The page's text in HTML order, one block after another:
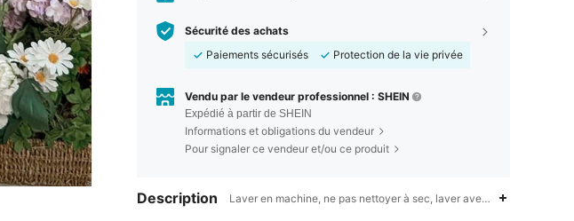
Sécurité des achats
Paiements sécurisés
Protection de la vie privée
Vendu par le vendeur professionnel : SHEIN
Expédié à partir de SHEIN
Informations et obligations du vendeur
Pour signaler ce vendeur et/ou ce produit
Description Laver en machine, ne pas nettoyer à sec, laver avec un détergent